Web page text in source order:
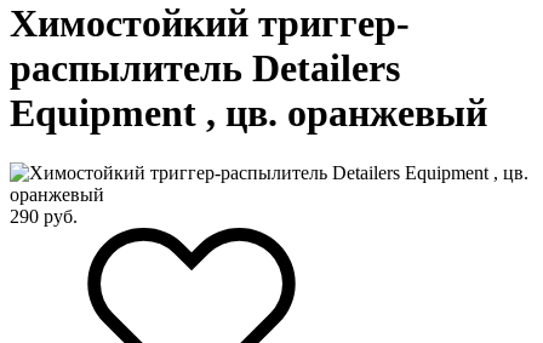
Химостойкий триггер-
распылитель Detailers
Equipment , цв. оранжевый
290 руб.